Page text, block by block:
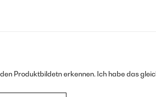
Produktbildetn erkennen. Ich habe das